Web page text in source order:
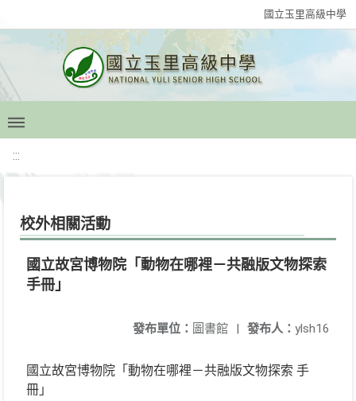
國立玉里高級中學
:::
校外相關活動
國立故宮博物院「動物在哪裡－共融版文物探索
手冊」
發布人： ylsh16
發布單位： 圖書館 |
國立故宮博物院「動物在哪裡－共融版文物探索 手
冊」